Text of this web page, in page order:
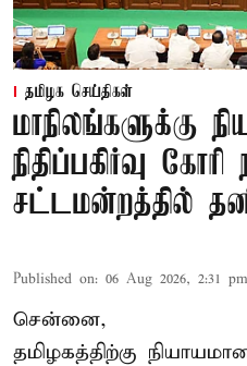
தமிழக செய்திகள்
மாநிலங்களுக்கு
நிதிப்பகிர்வு
சட்டமன்றத்தில்
Published on: 06 Aug 2026, 2:31 pm
சென்னை,
தமிழகத்திற்கு